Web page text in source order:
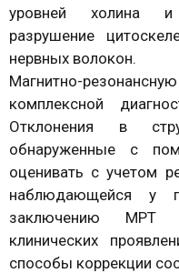
уровней холина и
разрушение
нервных волокон.
Магнитно-
комплексной
Отклонения в
обнаруженные с
оценивать с учетом
наблюдающейся у
заключению МРТ
клинических
способы коррекции